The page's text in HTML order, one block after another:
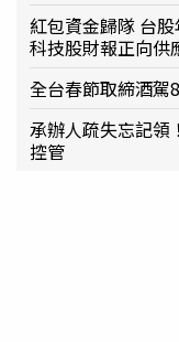
紅包資金歸隊 台
科技股財報正向供
全台春節取締酒
承辦人疏失忘記
控管